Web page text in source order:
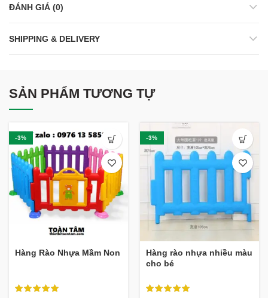
ĐÁNH GIÁ (0)
SHIPPING & DELIVERY
SẢN PHẨM TƯƠNG TỰ
-3%
Hàng Rào Nhựa Mầm Non
-3%
Hàng rào nhựa nhiều màu
cho bé